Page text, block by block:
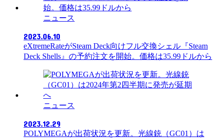
ニュース
2023.06.10
eXtremeRateがSteam Deck向けフル交換シェル『Steam
Deck Shells』の予約注文を開始。価格は35.99ドルから
ニュース
2023.12.29
POLYMEGAが出荷状況を更新。光線銃（GC01）は